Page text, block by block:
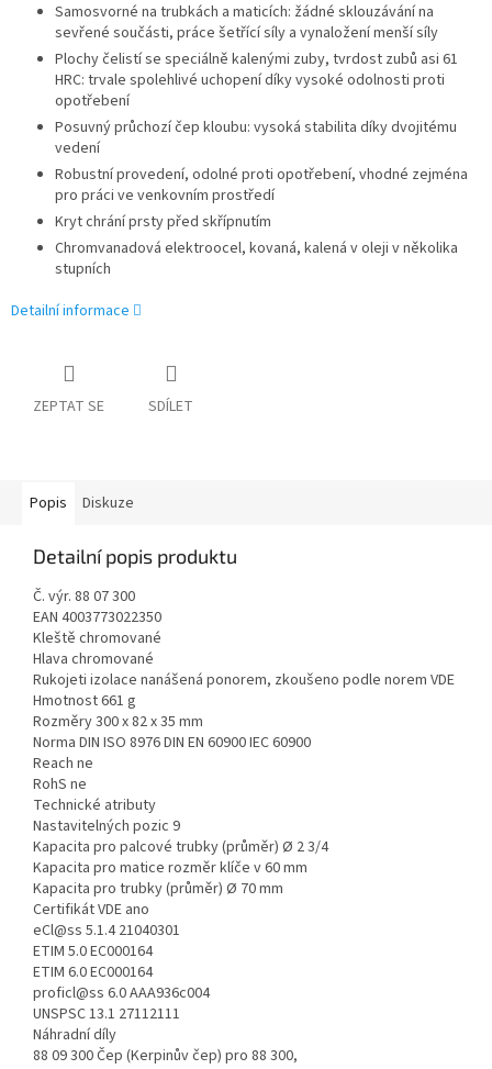
Samosvorné na trubkách a maticích: žádné sklouzávání na
sevřené součásti, práce šetřící síly a vynaložení menší síly
Plochy čelistí se speciálně kalenými zuby, tvrdost zubů asi 61
HRC: trvale spolehlivé uchopení díky vysoké odolnosti proti
opotřebení
Posuvný průchozí čep kloubu: vysoká stabilita díky dvojitému
vedení
Robustní provedení, odolné proti opotřebení, vhodné zejména
pro práci ve venkovním prostředí
Kryt chrání prsty před skřípnutím
Chromvanadová elektroocel, kovaná, kalená v oleji v několika
stupních
Detailní informace
ZEPTAT SE SDÍLET
Popis Diskuze
Detailní popis produktu
Č. výr. 88 07 300
EAN 4003773022350
Kleště chromované
Hlava chromované
Rukojeti izolace nanášená ponorem, zkoušeno podle norem VDE
Hmotnost 661 g
Rozměry 300 x 82 x 35 mm
Norma DIN ISO 8976 DIN EN 60900 IEC 60900
Reach ne
RohS ne
Technické atributy
Nastavitelných pozic 9
Kapacita pro palcové trubky (průměr) Ø 2 3/4
Kapacita pro matice rozměr klíče v 60 mm
Kapacita pro trubky (průměr) Ø 70 mm
Certifikát VDE ano
eCl@ss 5.1.4 21040301
ETIM 5.0 EC000164
ETIM 6.0 EC000164
proficl@ss 6.0 AAA936c004
UNSPSC 13.1 27112111
Náhradní díly
88 09 300 Čep (Kerpinův čep) pro 88 300,